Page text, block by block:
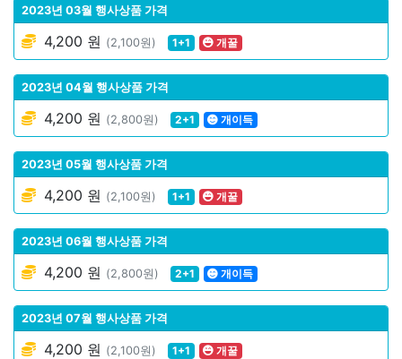
2023년 03월 행사상품 가격
4,200 원 (2,100원) 1+1 개꿀
2023년 04월 행사상품 가격
4,200 원 (2,800원) 2+1 개이득
2023년 05월 행사상품 가격
4,200 원 (2,100원) 1+1 개꿀
2023년 06월 행사상품 가격
4,200 원 (2,800원) 2+1 개이득
2023년 07월 행사상품 가격
4,200 원 (2,100원) 1+1 개꿀